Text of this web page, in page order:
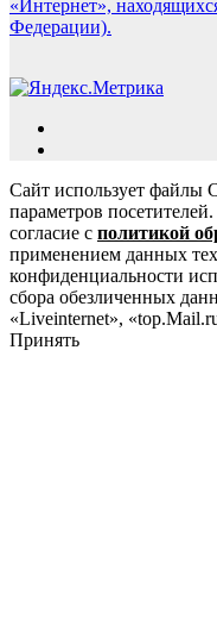
«Интернет»,
Федерации).
Сайт использует файлы
параметров
согласие с политикой
применением данных
конфиденциальности
сбора обезличенных
«Liveinternet»,
Принять